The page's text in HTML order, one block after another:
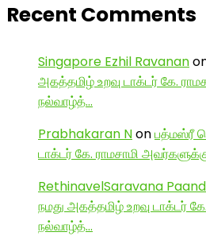
Recent Comments
Singapore Ezhil Ravanan
அகத்தமிழ் உறவு டாக்டர் கே.
நல்வாழ்த்…
Prabhakaran Nonபத்மஸ்ரீ
டாக்டர் கே. ராமசாமி
RethinavelSaravana
நமது அகத்தமிழ் உறவு டாக்டர்
நல்வாழ்த்…